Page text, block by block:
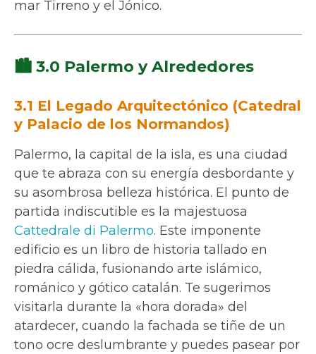
mar Tirreno y el Jónico.
🏙️ 3.0 Palermo y Alrededores
3.1 El Legado Arquitectónico (Catedral
y Palacio de los Normandos)
Palermo, la capital de la isla, es una ciudad
que te abraza con su energía desbordante y
su asombrosa belleza histórica. El punto de
partida indiscutible es la majestuosa
Cattedrale di Palermo. Este imponente
edificio es un libro de historia tallado en
piedra cálida, fusionando arte islámico,
románico y gótico catalán. Te sugerimos
visitarla durante la «hora dorada» del
atardecer, cuando la fachada se tiñe de un
tono ocre deslumbrante y puedes pasear por